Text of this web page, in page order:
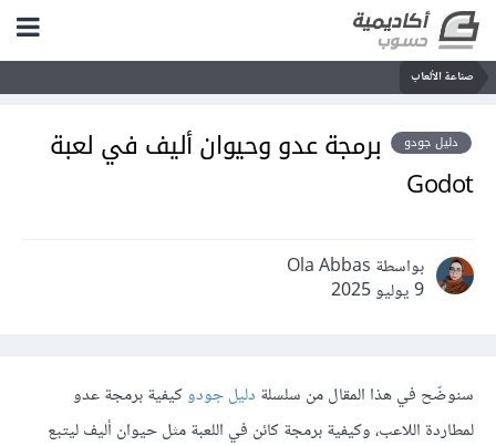
صناعة الألعاب
دليل جودو
برمجة عدو وحيوان أليف في لعبة
Godot
بواسطة Ola Abbas
9 يوليو 2025
سنوضّح في هذا المقال من سلسلة دليل جودوكيفية برمجة عدو
لمطاردة اللاعب، وكيفية برمجة كائن في اللعبة مثل حيوان أليف ليتبع